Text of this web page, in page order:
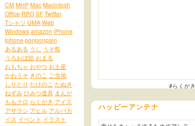
CMMHPMacMacintosh
Office RPGSFTwitter
Tシャツ UMAWeb
Windowsamazon iPhone
iphoneponponpain
あるある うし うそ祭
うろおぼ絵 おまる
おもちゃ おやつ お土産
かわうそ きのこ ご当地
しりとり たけのこ たぬき
ねずみひみつ道具 まんが
ももクロ らくがき アイス
アザラシ アヒル アルパカ
イス イベント イラスト
#らくがき
ハッピーアンテナ